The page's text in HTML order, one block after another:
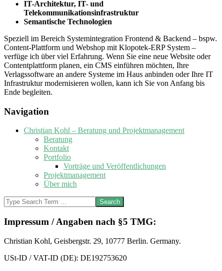
IT-Architektur, IT- und
Telekommunikationsinfrastruktur
Semantische Technologien
Speziell im Bereich Systemintegration Frontend & Backend – bspw.
Content-Plattform und Webshop mit Klopotek-ERP System –
verfüge ich über viel Erfahrung. Wenn Sie eine neue Website oder
Contentplattform planen, ein CMS einführen möchten, Ihre
Verlagssoftware an andere Systeme im Haus anbinden oder Ihre IT
Infrastruktur modernisieren wollen, kann ich Sie von Anfang bis
Ende begleiten.
2016-
02-
Navigation
Christian Kohl – Beratung und Projektmanagement
Beratung
Kontakt
Portfolio
Vorträge und Veröffentlichungen
Projektmanagement
Über mich
Search
Impressum / Angaben nach §5 TMG:
Christian Kohl, Geisbergstr. 29, 10777 Berlin. Germany.
USt-ID / VAT-ID (DE): DE192753620